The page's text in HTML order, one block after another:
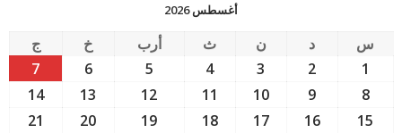
أغسطس 2026
س د ن ث أرب خ
ج
1
2
3
4
5
6
7
8
9
10
11
12
13
14
15
16
17
18
19
20
21